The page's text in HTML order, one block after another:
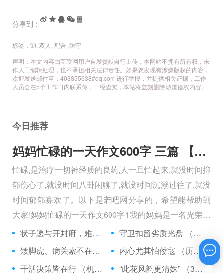
分享到：
标签： 卸 双人 配合 防守
声明：本文内容由互联网用户自发贡献自行上传，本网站不拥有所有权，未
作人工编辑处理，也不承担相关法律责任。如果您发现有涉嫌版权的内容，
欢迎发送邮件至：403855638#qq.com 进行举报，并提供相关证据，工作
人员会在5个工作日内联系你，一经查实，本站将立刻删除涉嫌侵权内容。
今日推荐
妈妈忙碌的一天作文600字 三篇 【600字】
忙碌,是治疗一切神经质的良药,人一旦忙起来,就没时间抑
郁伤心了,就没时间八卦闲聊了,就没时间沉溺过往了,就没
时间郁郁寡欢了。以下是若吧网分享的，希望能帮助到
大家!妈妈忙碌的一天作文600字1我的妈妈是一名光荣的
人民警察，她总有做不完的事情。
状子递与开封府，难忍怒气心中生 （5字口语）
守卫扣留劣质光盘 （5字常言）
矮脚虎、病关索不在，智多星、行者前往此处 （七字俗语）
内心尤其怕倭寇 （历法用语一卷帘）
干活决策皆在行 （机构简称二）
“此花风韵更清姝” （3字手机品牌）